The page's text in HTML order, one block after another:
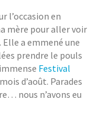
l’occasion en
mère pour aller voir
a emmené une
prendre le pouls
Festival
d’août. Parades
nous n’avons eu